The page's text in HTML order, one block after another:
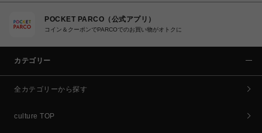
POCKET PARCO（公式アプリ）
コイン＆クーポンでPARCOでのお買い物がオトクに
カテゴリー
全カテゴリーから探す
culture TOP